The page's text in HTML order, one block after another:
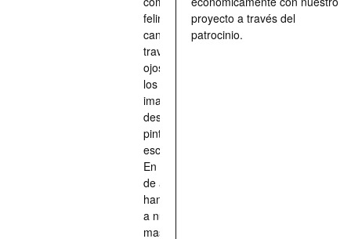
felinos y
caninos a
través de los
ojos quienes
los han
imaginado,
descrito,
pintado,
esculpido...
En definitiva,
de aquellos
han situado
a nuestras
mascotas en
proyecto a través del
patrocinio.